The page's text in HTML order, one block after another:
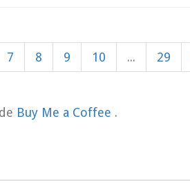
7 8 9 10 ... 29
Buy Me a Coffee .